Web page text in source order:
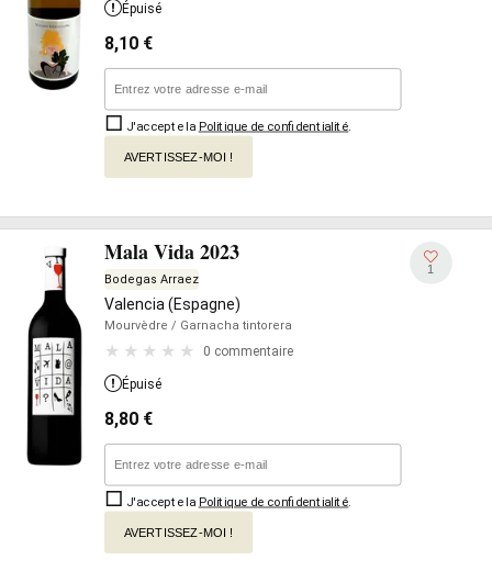
Épuisé
8,10 €
J'accepte la Politique de confidentialité
AVERTISSEZ-MOI !
Mala Vida 2023
Bodegas Arraez
Valencia (Espagne)
Mourvèdre / Garnacha tintorera
0 commentaire
1
Épuisé
8,80 €
J'accepte la Politique de confidentialité
AVERTISSEZ-MOI !